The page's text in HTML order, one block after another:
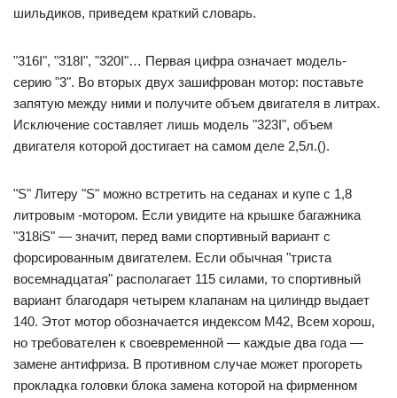
шильдиков, приведем краткий словарь.
"316I", "318I", "320I"… Первая цифра означает модель-
серию "3". Во вторых двух зашифрован мотор: поставьте
запятую между ними и получите объем двигателя в литрах.
Исключение составляет лишь модель "323I", объем
двигателя которой достигает на самом деле 2,5л.().
"S" Литеру "S" можно встретить на седанах и купе с 1,8
литровым -мотором. Если увидите на крышке багажника
"318iS" — значит, перед вами спортивный вариант с
форсированным двигателем. Если обычная "триста
восемнадцатая" располагает 115 силами, то спортивный
вариант благодаря четырем клапанам на цилиндр выдает
140. Этот мотор обозначается индексом М42, Всем хорош,
но требователен к своевременной — каждые два года —
замене антифриза. В противном случае может прогореть
прокладка головки блока замена которой на фирменном